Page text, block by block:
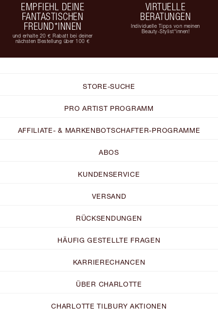
EMPFIEHL DEINE
FANTASTISCHEN
FREUND*INNEN
und erhalte 20 € Rabatt bei deiner
nächsten Bestellung über 100 €
VIRTUELLE
BERATUNGEN
Individuelle Tipps von meinen
Beauty-Stylist*innen!
STORE-SUCHE
PRO ARTIST PROGRAMM
AFFILIATE- & MARKENBOTSCHAFTER-PROGRAMME
ABOS
KUNDENSERVICE
VERSAND
RÜCKSENDUNGEN
HÄUFIG GESTELLTE FRAGEN
KARRIERECHANCEN
ÜBER CHARLOTTE
CHARLOTTE TILBURY AKTIONEN